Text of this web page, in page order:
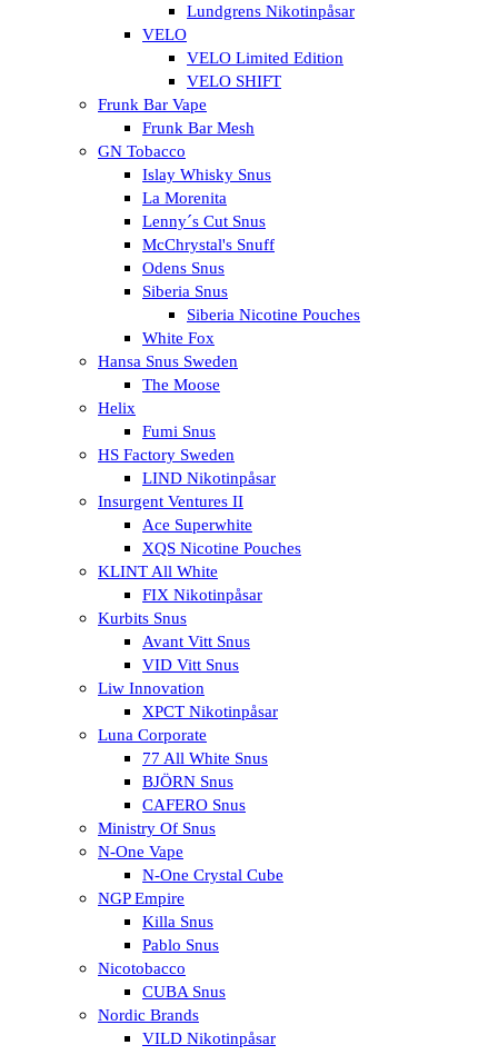
Lundgrens Nikotinpåsar
VELO
VELO Limited Edition
VELO SHIFT
Frunk Bar Vape
Frunk Bar Mesh
GN Tobacco
Islay Whisky Snus
La Morenita
Lenny´s Cut Snus
McChrystal's Snuff
Odens Snus
Siberia Snus
Siberia Nicotine Pouches
White Fox
Hansa Snus Sweden
The Moose
Helix
Fumi Snus
HS Factory Sweden
LIND Nikotinpåsar
Insurgent Ventures II
Ace Superwhite
XQS Nicotine Pouches
KLINT All White
FIX Nikotinpåsar
Kurbits Snus
Avant Vitt Snus
VID Vitt Snus
Liw Innovation
XPCT Nikotinpåsar
Luna Corporate
77 All White Snus
BJÖRN Snus
CAFERO Snus
Ministry Of Snus
N-One Vape
N-One Crystal Cube
NGP Empire
Killa Snus
Pablo Snus
Nicotobacco
CUBA Snus
Nordic Brands
VILD Nikotinpåsar